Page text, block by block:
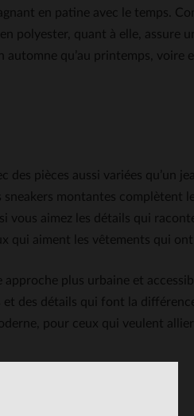
en patine avec le temps.
polyester, quant à elle, assure
qu’au printemps, voire
des pièces aussi variées qu’un
montantes complètent
vous aimez les détails qui
qui aiment les vêtements qui ont
plus urbaine et
des détails qui font la
pour ceux qui veulent